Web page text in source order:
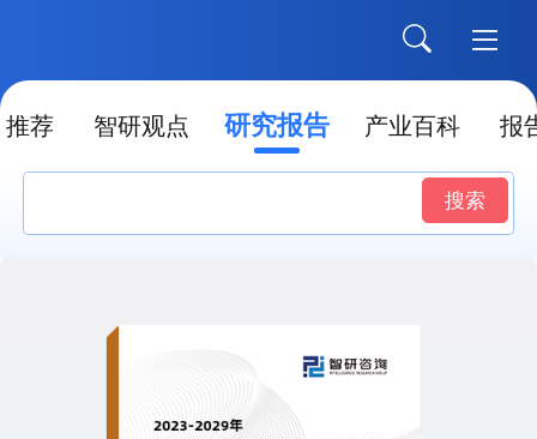
推荐 智研观点 研究报告 产业百科 报
搜索